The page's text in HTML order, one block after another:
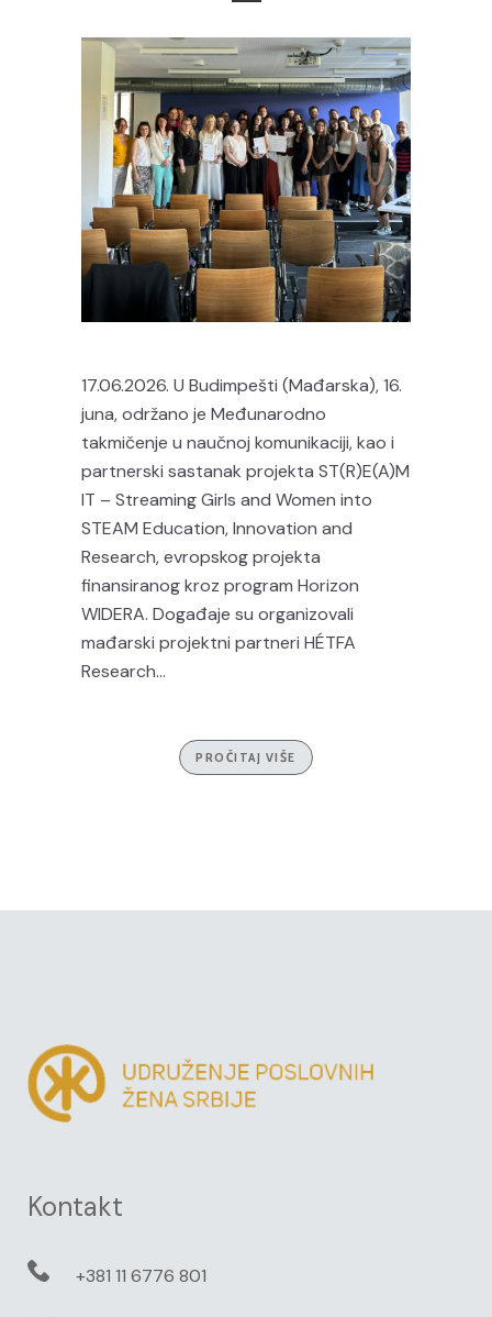
17.06.2026. U Budimpešti (Mađarska), 16.
juna, održano je Međunarodno
takmičenje u naučnoj komunikaciji, kao i
partnerski sastanak projekta ST(R)E(A)M
IT – Streaming Girls and Women into
STEAM Education, Innovation and
Research, evropskog projekta
finansiranog kroz program Horizon
WIDERA. Događaje su organizovali
mađarski projektni partneri HÉTFA
Research...
PROČITAJ VIŠE
Kontakt
+381 11 6776 801